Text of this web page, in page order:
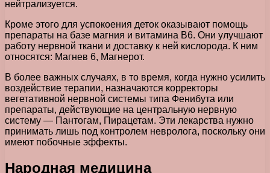
нейтрализуется.
Кроме этого для успокоения деток оказывают помощь
препараты на базе магния и витамина В6. Они улучшают
работу нервной ткани и доставку к ней кислорода. К ним
относятся: Магнев 6, Магнерот.
В более важных случаях, в то время, когда нужно усилить
воздействие терапии, назначаются корректоры
вегетативной нервной системы типа Фенибута или
препараты, действующие на центральную нервную
систему — Пантогам, Пирацетам. Эти лекарства нужно
принимать лишь под контролем невролога, поскольку они
имеют побочные эффекты.
Народная медицина